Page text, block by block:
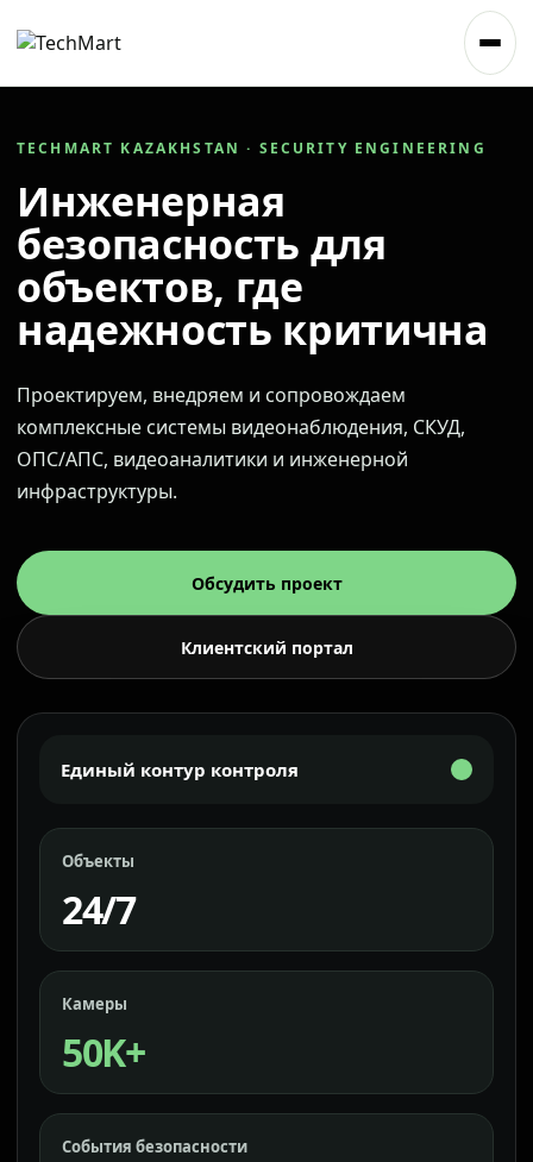
TECHMART KAZAKHSTAN · SECURITY ENGINEERING
Инженерная
безопасность для
объектов, где
надежность критична
Проектируем, внедряем и сопровождаем
комплексные системы видеонаблюдения, СКУД,
ОПС/АПС, видеоаналитики и инженерной
инфраструктуры.
Обсудить проект
Клиентский портал
Единый контур контроля
Объекты
24/7
Камеры
50K+
События безопасности